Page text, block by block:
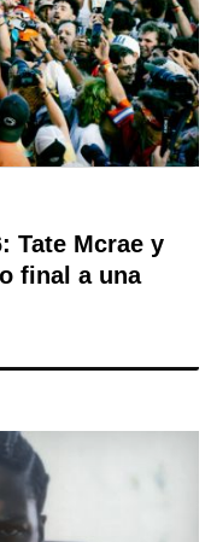
Tate Mcrae y
final a una